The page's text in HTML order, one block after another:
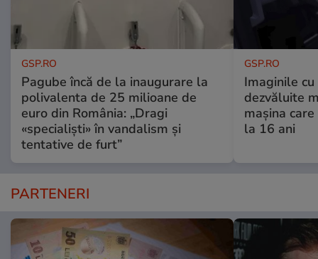
GSP.RO
Pagube încă de la inaugurare la
polivalenta de 25 milioane de
euro din România: „Dragi
«specialiști» în vandalism și
tentative de furt”
GSP.RO
Imaginile
dezvăluite
mașina
la 16 ani
PARTENERI